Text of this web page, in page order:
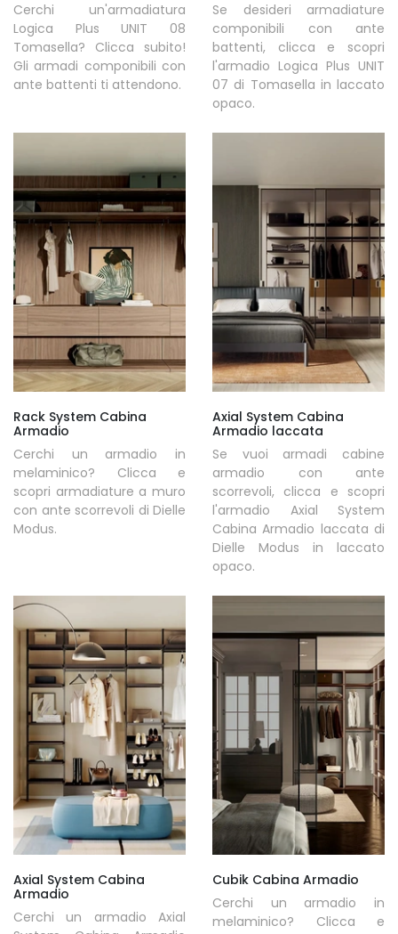
Cerchi un'armadiatura
Logica Plus UNIT 08
Tomasella? Clicca subito!
Gli armadi componibili con
ante battenti ti attendono.
Se desideri armadiature
componibili con ante
battenti, clicca e scopri
l'armadio Logica Plus UNIT
07 di Tomasella in laccato
opaco.
Rack System Cabina
Armadio
Cerchi un armadio in
melaminico? Clicca e
scopri armadiature a muro
con ante scorrevoli di Dielle
Modus.
Axial System Cabina
Armadio laccata
Se vuoi armadi cabine
armadio con ante
scorrevoli, clicca e scopri
l'armadio Axial System
Cabina Armadio laccata di
Dielle Modus in laccato
opaco.
Axial System Cabina
Armadio
Cerchi un armadio Axial
Cubik Cabina Armadio
Cerchi un armadio in
melaminico? Clicca e